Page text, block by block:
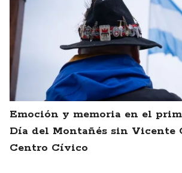
Emoción y memoria en el
Día del Montañés sin Vicente
Centro Cívico